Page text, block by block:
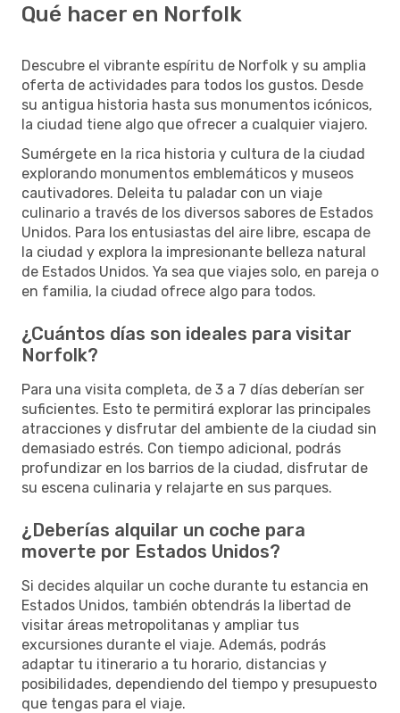
Qué hacer en Norfolk
Descubre el vibrante espíritu de Norfolk y su amplia
oferta de actividades para todos los gustos. Desde
su antigua historia hasta sus monumentos icónicos,
la ciudad tiene algo que ofrecer a cualquier viajero.
Sumérgete en la rica historia y cultura de la ciudad
explorando monumentos emblemáticos y museos
cautivadores. Deleita tu paladar con un viaje
culinario a través de los diversos sabores de Estados
Unidos. Para los entusiastas del aire libre, escapa de
la ciudad y explora la impresionante belleza natural
de Estados Unidos. Ya sea que viajes solo, en pareja o
en familia, la ciudad ofrece algo para todos.
¿Cuántos días son ideales para visitar
Norfolk?
Para una visita completa, de 3 a 7 días deberían ser
suficientes. Esto te permitirá explorar las principales
atracciones y disfrutar del ambiente de la ciudad sin
demasiado estrés. Con tiempo adicional, podrás
profundizar en los barrios de la ciudad, disfrutar de
su escena culinaria y relajarte en sus parques.
¿Deberías alquilar un coche para
moverte por Estados Unidos?
Si decides alquilar un coche durante tu estancia en
Estados Unidos, también obtendrás la libertad de
visitar áreas metropolitanas y ampliar tus
excursiones durante el viaje. Además, podrás
adaptar tu itinerario a tu horario, distancias y
posibilidades, dependiendo del tiempo y presupuesto
que tengas para el viaje.